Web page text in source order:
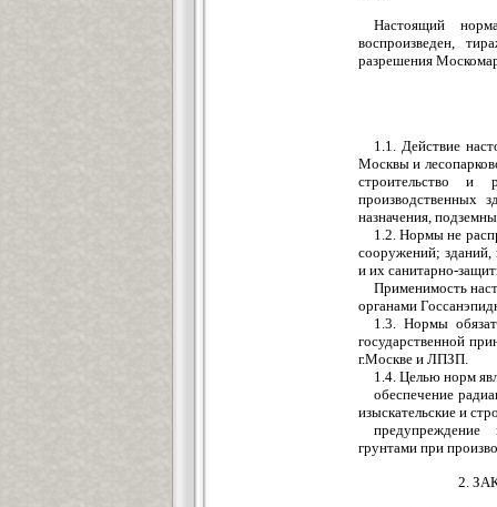
Настоящий
воспроизведен,
разрешения
1.1. Действие
Москвы и
строительство и
производственных
назначения,
1.2. Нормы не
сооружений; зданий,
и их санитарно-
Применимость
органами
1.3. Нормы
государственной
г.Москве и ЛПЗП.
1.4. Целью норм
обеспечение
изыскательские и
предупреждение
грунтами при
2.